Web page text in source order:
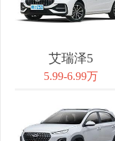
艾瑞泽5
5.99-6.99万